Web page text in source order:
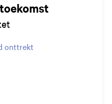
onttrekt